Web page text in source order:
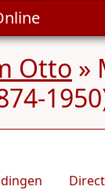
Otto »